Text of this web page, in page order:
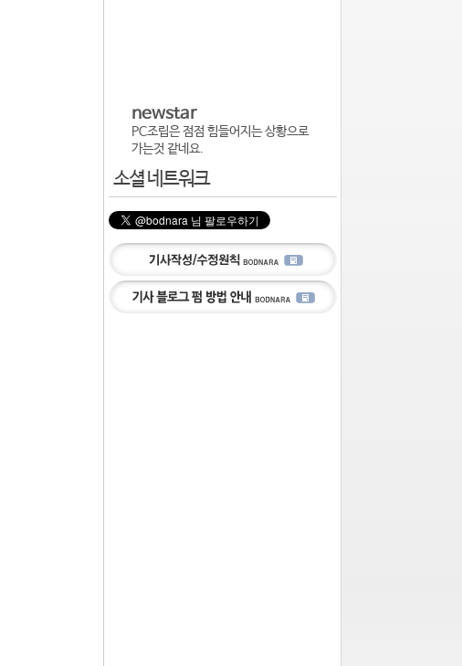
newstar
PC조립은 점점 힘들어지는 상황으로
가는것 같네요.
소셜 네트워크